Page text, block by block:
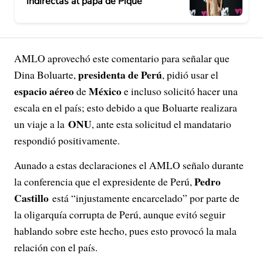
AMLO aprovechó este comentario para señalar que
Dina Boluarte,presidenta de Perú, pidió usar el
espacio aéreodeMéxicoe incluso solicitó hacer una
escala en el país; esto debido a que Boluarte realizara
un viaje a la ONU, ante esta solicitud el mandatario
respondió positivamente.
Aunado a estas declaraciones el AMLO señalo durante
la conferencia que el expresidente de Perú,Pedro
Castillo está “injustamente encarcelado” por parte de
la oligarquía corrupta de Perú, aunque evitó seguir
hablando sobre este hecho, pues esto provocó la mala
relación con el país.